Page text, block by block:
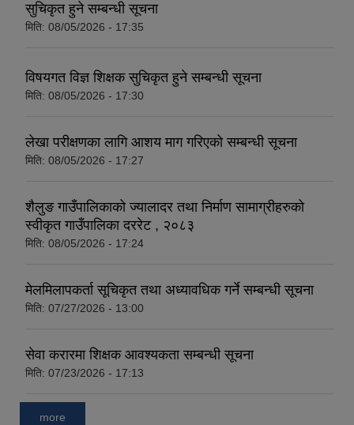
सुचिकृत हुने सम्बन्धी सूचना
मिति: 08/05/2026 - 17:35
विषयगत विज्ञ शिक्षक सुचिकृत हुने सम्बन्धी सूचना
मिति: 08/05/2026 - 17:30
लेखा परीक्षणका लागि आशय माग गरिएको सम्बन्धी सूचना
मिति: 08/05/2026 - 17:27
शैलुङ गाउँपालिकाको ज्यालादर तथा निर्माण सामाग्रीहरुको
स्वीकृत गाउँपालिका दररेट , २०८३
मिति: 08/05/2026 - 17:24
मेलमिलापकर्ता सूचिकृत तथा अध्यावधिक गर्ने सम्बन्धी सूचना
मिति: 07/27/2026 - 13:00
सेवा करारमा शिक्षक आवश्यकता सम्बन्धी सूचना
मिति: 07/23/2026 - 17:13
more